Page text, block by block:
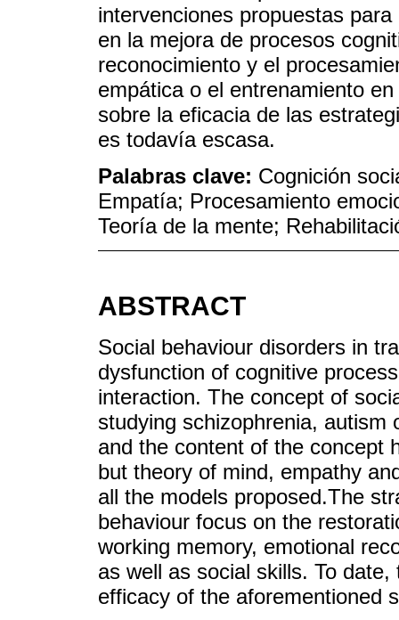
intervenciones propuestas
en la mejora de procesos
reconocimiento y el
empática o el entrenamiento
sobre la eficacia de las
es todavía escasa.
Palabras clave: Cognición
Empatía; Procesamiento
Teoría de la mente;
ABSTRACT
Social behaviour disorders in
dysfunction of cognitive
interaction. The concept of
studying schizophrenia, autism
and the content of the concept
but theory of mind, empathy
all the models proposed.The
behaviour focus on the
working memory, emotional
as well as social skills. To
efficacy of the aforementioned